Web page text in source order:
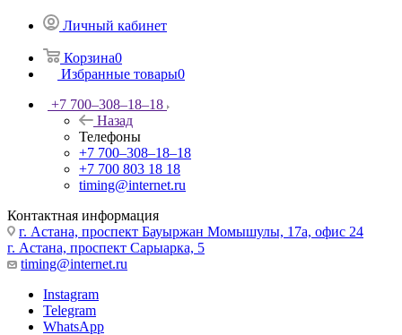
Личный кабинет
Корзина0
Избранные товары0
+7 700‒308‒18‒18
Назад
Телефоны
+7 700‒308‒18‒18
+7 700 803 18 18
timing@internet.ru
Контактная информация
г. Астана, проспект Бауыржан Момышулы, 17а, офис 24
г. Астана, проспект Сарыарка, 5
timing@internet.ru
Instagram
Telegram
WhatsApp